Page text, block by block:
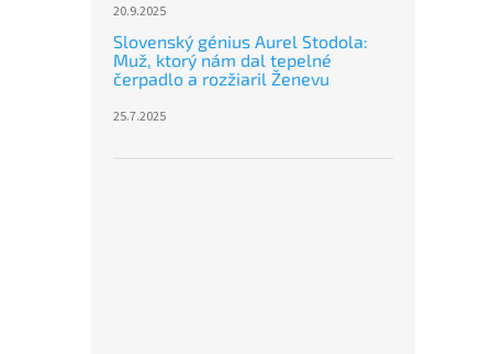
20.9.2025
Slovenský génius Aurel Stodola:
Muž, ktorý nám dal tepelné
čerpadlo a rozžiaril Ženevu
25.7.2025